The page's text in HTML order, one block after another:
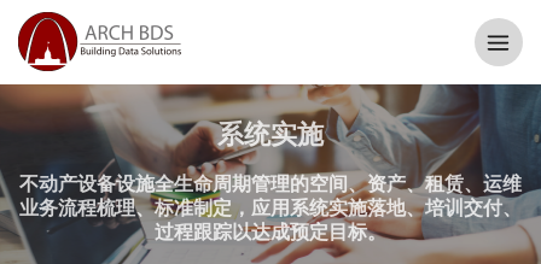
系统实施
不动产设备设施全生命周期管理的空间、资产、租赁、运维
业务流程梳理、标准制定，应用系统实施落地、培训交付、
过程跟踪以达成预定目标。